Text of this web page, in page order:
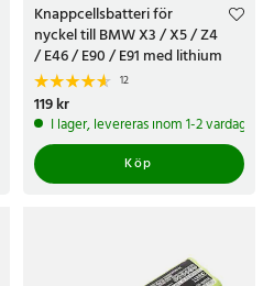
Knappcellsbatteri för
nyckel till BMW X3 / X5 / Z4
/ E46 / E90 / E91 med lithium
vanadium-teknik
12
Pris:119 kr
119 kr
I lager, levereras inom 1-2 vardagar
Köp